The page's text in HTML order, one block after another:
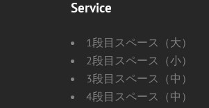
Service
1段目スペース（大）
2段目スペース（小）
3段目スペース（中）
4段目スペース（中）